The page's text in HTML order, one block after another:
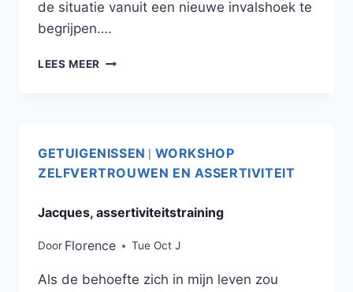
de situatie vanuit een nieuwe invalshoek te
begrijpen….
LEES MEER
GETUIGENISSEN
WORKSHOP
ZELFVERTROUWEN EN ASSERTIVITEIT
Jacques, assertiviteitstraining
Door Florence Tue Oct J
Als de behoefte zich in mijn leven zou